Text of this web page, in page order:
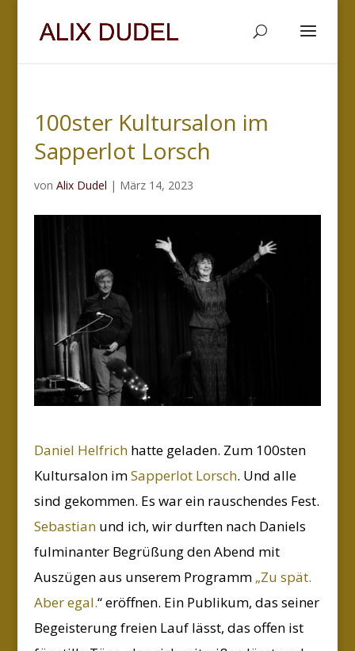
100ster Kultursalon im
Sapperlot Lorsch
von Alix Dudel | März 14, 2023
Daniel Helfrichhatte geladen. Zum 100sten
Kultursalon imSapperlot Lorsch. Und alle
sind gekommen. Es war ein rauschendes Fest.
Sebastianund ich, wir durften nach Daniels
fulminanter Begrüßung den Abend mit
Auszügen aus unserem Programm„Zu spät.
Aber egal.“ eröffnen. Ein Publikum, das seiner
Begeisterung freien Lauf lässt, das offen ist